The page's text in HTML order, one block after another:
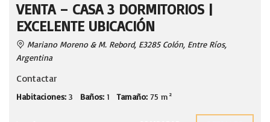
VENTA – CASA 3 DORMITORIOS |
EXCELENTE UBICACIÓN
Mariano Moreno & M. Rebord, E3285 Colón, Entre Ríos,
Argentina
Contactar
Habitaciones: 3 Baños: 1 Tamaño: 75 m²